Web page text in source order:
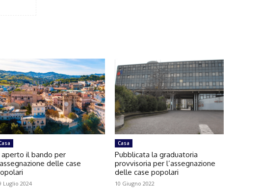
aperto il bando per
delle case
Luglio 2024
Casa
Pubblicata la graduatoria
provvisoria per l’assegnazione
delle case popolari
10 Giugno 2022